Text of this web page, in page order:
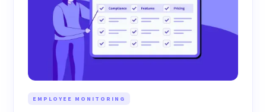
EMPLOYEE MONITORING